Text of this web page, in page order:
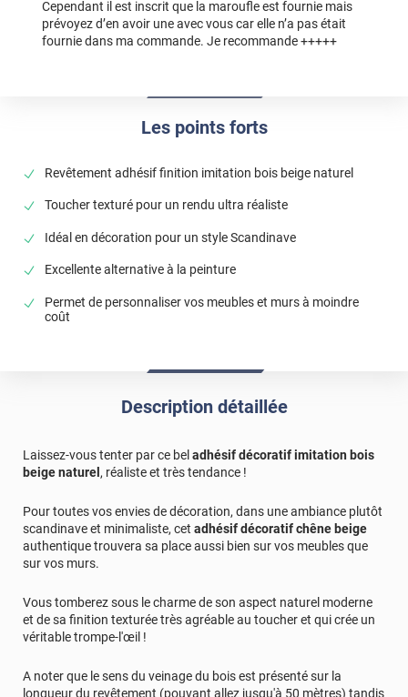
Les points forts
Revêtement adhésif finition imitation bois beige naturel
Toucher texturé pour un rendu ultra réaliste
Idéal en décoration pour un style Scandinave
Excellente alternative à la peinture
Permet de personnaliser vos meubles et murs à moindre
coût
Cependant il est inscrit que la maroufle est fournie mais
prévoyez d’en avoir une avec vous car elle n’a pas était
fournie dans ma commande. Je recommande +++++
Description détaillée
Laissez-vous tenter par ce bel adhésif décoratif imitation bois
beige naturel , réaliste et très tendance !
Pour toutes vos envies de décoration, dans une ambiance plutôt
scandinave et minimaliste, cet adhésif décoratif chêne beige
authentique trouvera sa place aussi bien sur vos meubles que
sur vos murs.
Vous tomberez sous le charme de son aspect naturel moderne
et de sa finition texturée très agréable au toucher et qui crée un
véritable trompe-l'œil !
A noter que le sens du veinage du bois est présenté sur la
longueur du revêtement (pouvant allez jusqu'à 50 mètres) tandis